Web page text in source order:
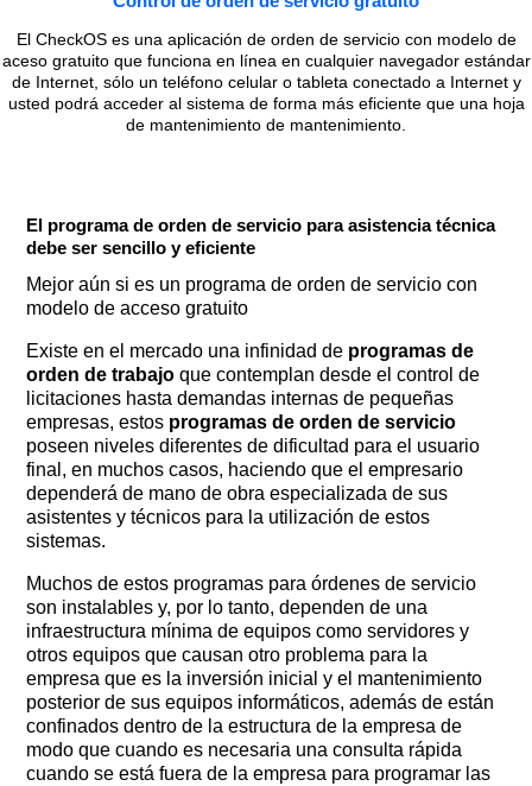
El CheckOS es una aplicación de orden de servicio con modelo de
aceso gratuito que funciona en línea en cualquier navegador estándar
de Internet, sólo un teléfono celular o tableta conectado a Internet y
usted podrá acceder al sistema de forma más eficiente que una hoja
de mantenimiento de mantenimiento.
El programa de orden de servicio para asistencia técnica
debe ser sencillo y eficiente
Mejor aún si es un programa de orden de servicio con
modelo de acceso gratuito
Existe en el mercado una infinidad de programas de
orden de trabajo que contemplan desde el control de
licitaciones hasta demandas internas de pequeñas
empresas, estos programas de orden de servicio
poseen niveles diferentes de dificultad para el usuario
final, en muchos casos, haciendo que el empresario
dependerá de mano de obra especializada de sus
asistentes y técnicos para la utilización de estos
sistemas.
Muchos de estos programas para órdenes de servicio
son instalables y, por lo tanto, dependen de una
infraestructura mínima de equipos como servidores y
otros equipos que causan otro problema para la
empresa que es la inversión inicial y el mantenimiento
posterior de sus equipos informáticos, además de están
confinados dentro de la estructura de la empresa de
modo que cuando es necesaria una consulta rápida
cuando se está fuera de la empresa para programar las